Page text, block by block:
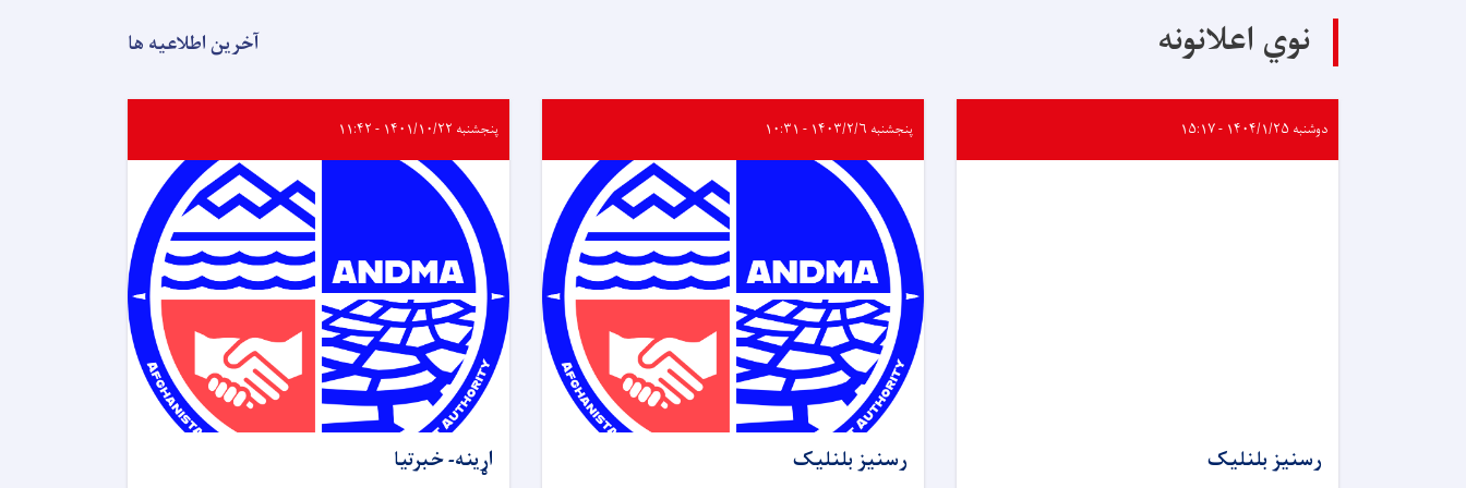
نوي اعلانونه آخرین اطلاعیه ها
دوشنبه ۱۴۰۴/۱/۲۵ - ۱۵:۱۷
رسنیز بلنلیک
پنجشنبه ۱۴۰۳/۲/۶ - ۱۰:۳۱
رسنیز بلنلیک
پنجشنبه ۱۴۰۱/۱۰/۲۲ - ۱۱:۴۲
اړینه- خبرتیا